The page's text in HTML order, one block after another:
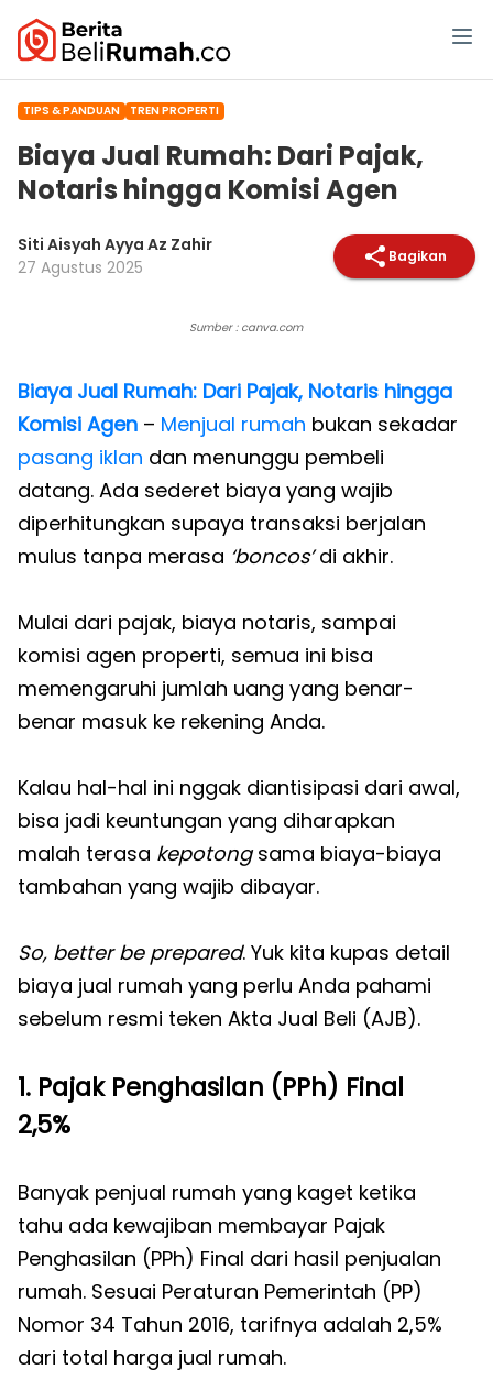
TIPS & PANDUAN TREN PROPERTI
Biaya Jual Rumah: Dari Pajak,
Notaris hingga Komisi Agen
Siti Aisyah Ayya Az Zahir
27 Agustus 2025
Bagikan
Sumber : canva.com
Biaya Jual Rumah: Dari Pajak, Notaris hingga
Komisi Agen – Menjual rumah bukan sekadar
pasang iklan dan menunggu pembeli
datang. Ada sederet biaya yang wajib
diperhitungkan supaya transaksi berjalan
mulus tanpa merasa ‘boncos’di akhir.
Mulai dari pajak, biaya notaris, sampai
komisi agen properti, semua ini bisa
memengaruhi jumlah uang yang benar-
benar masuk ke rekening Anda.
Kalau hal-hal ini nggak diantisipasi dari awal,
bisa jadi keuntungan yang diharapkan
malah terasa kepotongsama biaya-biaya
tambahan yang wajib dibayar.
So, better be prepared. Yuk kita kupas detail
biaya jual rumah yang perlu Anda pahami
sebelum resmi teken Akta Jual Beli (AJB).
1. Pajak Penghasilan (PPh) Final
2,5%
Banyak penjual rumah yang kaget ketika
tahu ada kewajiban membayar Pajak
Penghasilan (PPh) Final dari hasil penjualan
rumah. Sesuai Peraturan Pemerintah (PP)
Nomor 34 Tahun 2016, tarifnya adalah 2,5%
dari total harga jual rumah.